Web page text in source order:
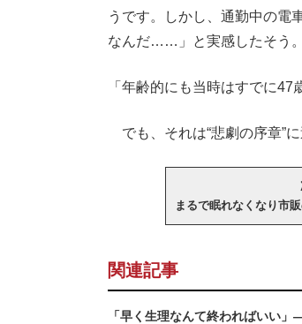
うです。しかし、通勤中の電
なんだ……」と実感したそう。
「年齢的にも当時はすでに47
でも、それは“悲劇の序章”
まるで眠れなくなり市
関連記事
「早く生理なんて終わればいい